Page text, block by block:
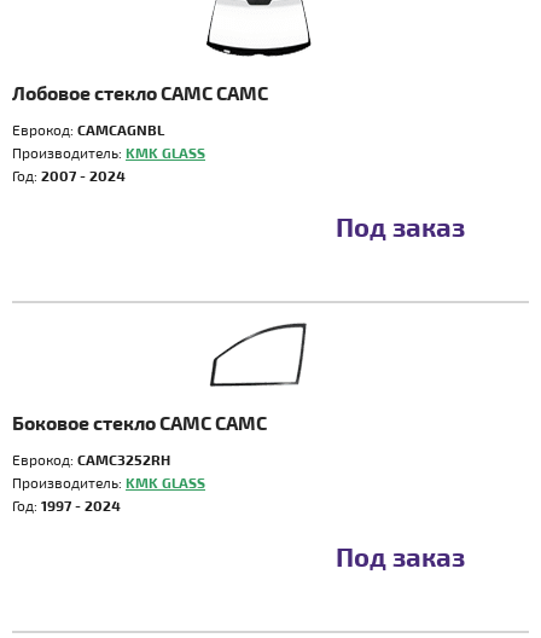
Лобовое стекло CAMC CAMC
Еврокод: CAMCAGNBL
Производитель: KMK GLASS
Год: 2007 - 2024
Под заказ
Боковое стекло CAMC CAMC
Еврокод: CAMC3252RH
Производитель: KMK GLASS
Год: 1997 - 2024
Под заказ